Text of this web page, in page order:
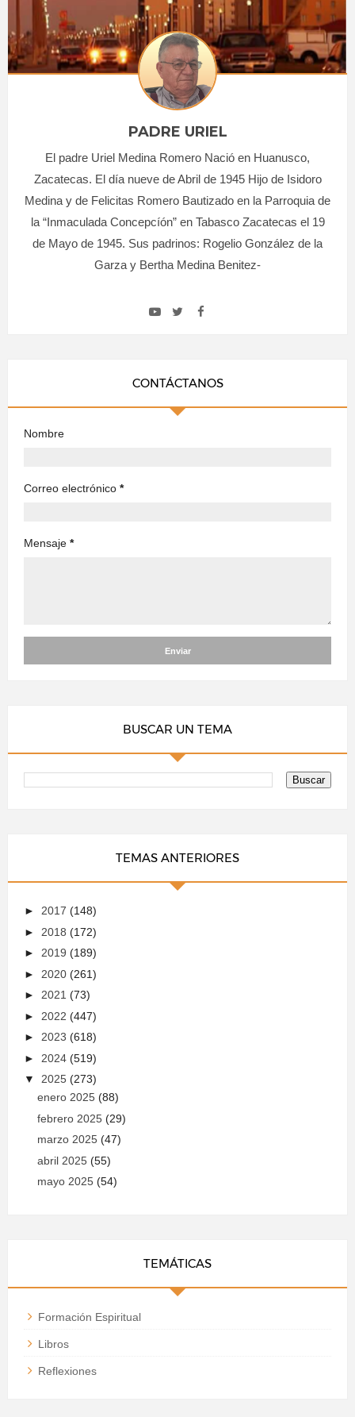
PADRE URIEL
El padre Uriel Medina Romero Nació en Huanusco,
Zacatecas. El día nueve de Abril de 1945 Hijo de Isidoro
Medina y de Felicitas Romero Bautizado en la Parroquia de
la “Inmaculada Concepcíón” en Tabasco Zacatecas el 19
de Mayo de 1945. Sus padrinos: Rogelio González de la
Garza y Bertha Medina Benitez-
CONTÁCTANOS
Nombre
Correo electrónico *
Mensaje *
BUSCAR UN TEMA
TEMAS ANTERIORES
► 2017 (148)
► 2018 (172)
► 2019 (189)
► 2020 (261)
► 2021 (73)
► 2022 (447)
► 2023 (618)
► 2024 (519)
▼ 2025 (273)
enero 2025 (88)
febrero 2025 (29)
marzo 2025 (47)
abril 2025 (55)
mayo 2025 (54)
TEMÁTICAS
Formación Espiritual
Libros
Reflexiones